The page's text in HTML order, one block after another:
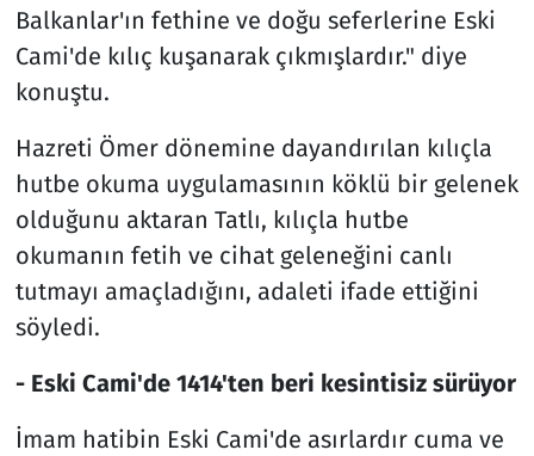
Balkanlar'ın fethine ve doğu seferlerine Eski
Cami'de kılıç kuşanarak çıkmışlardır." diye
konuştu.
Hazreti Ömer dönemine dayandırılan kılıçla
hutbe okuma uygulamasının köklü bir gelenek
olduğunu aktaran Tatlı, kılıçla hutbe
okumanın fetih ve cihat geleneğini canlı
tutmayı amaçladığını, adaleti ifade ettiğini
söyledi.
- Eski Cami'de 1414'ten beri kesintisiz sürüyor
İmam hatibin Eski Cami'de asırlardır cuma ve